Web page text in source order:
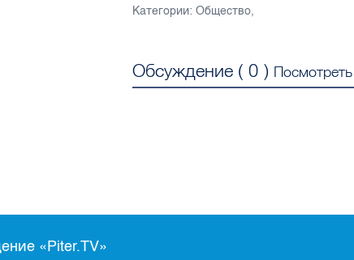
Категории: Общество,
Обсуждение (0 )
«Piter.TV»